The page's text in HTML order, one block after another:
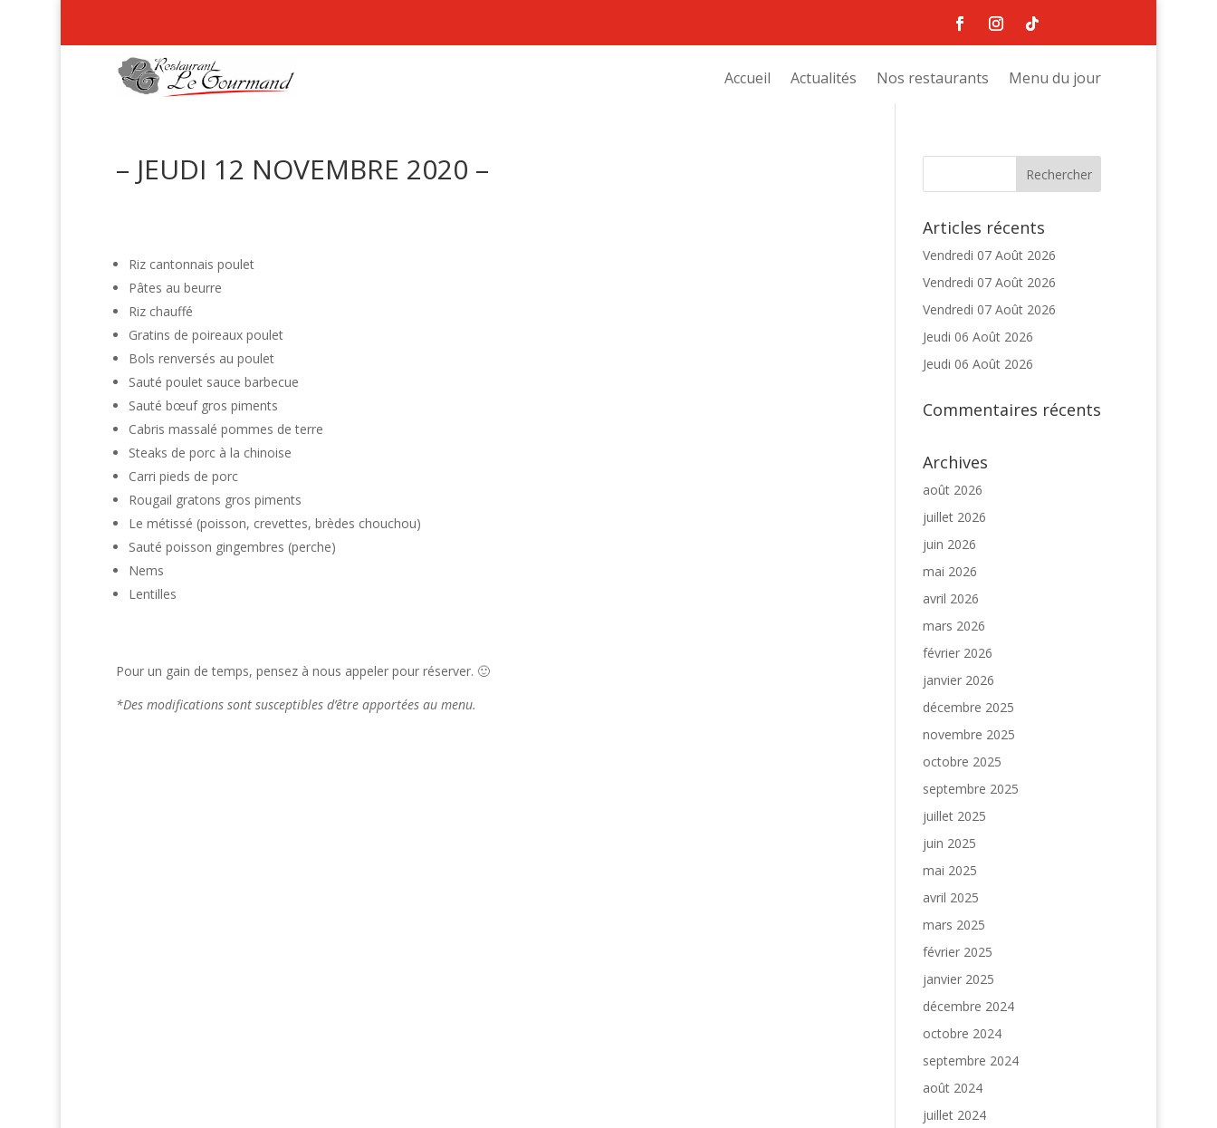
Accueil Actualités Nos restaurants Menu du jour
– JEUDI 12 NOVEMBRE 2020 –
Riz cantonnais poulet
Pâtes au beurre
Riz chauffé
Gratins de poireaux poulet
Bols renversés au poulet
Sauté poulet sauce barbecue
Sauté bœuf gros piments
Cabris massalé pommes de terre
Steaks de porc à la chinoise
Carri pieds de porc
Rougail gratons gros piments
Le métissé (poisson, crevettes, brèdes chouchou)
Sauté poisson gingembres (perche)
Nems
Lentilles
Pour un gain de temps, pensez à nous appeler pour réserver. 🙂
*Des modifications sont susceptibles d’être apportées au menu.
Articles récents
Vendredi 07 Août 2026
Vendredi 07 Août 2026
Vendredi 07 Août 2026
Jeudi 06 Août 2026
Jeudi 06 Août 2026
Commentaires récents
Archives
août 2026
juillet 2026
juin 2026
mai 2026
avril 2026
mars 2026
février 2026
janvier 2026
décembre 2025
novembre 2025
octobre 2025
septembre 2025
juillet 2025
juin 2025
mai 2025
avril 2025
mars 2025
février 2025
janvier 2025
décembre 2024
octobre 2024
septembre 2024
août 2024
juillet 2024